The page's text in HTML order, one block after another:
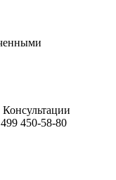
Консультации
450-58-80